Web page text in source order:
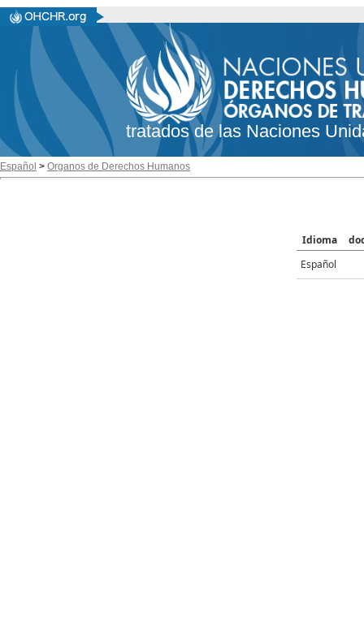
tratados de las Naciones
Español > Organos de Derechos Humanos
Idioma
Español